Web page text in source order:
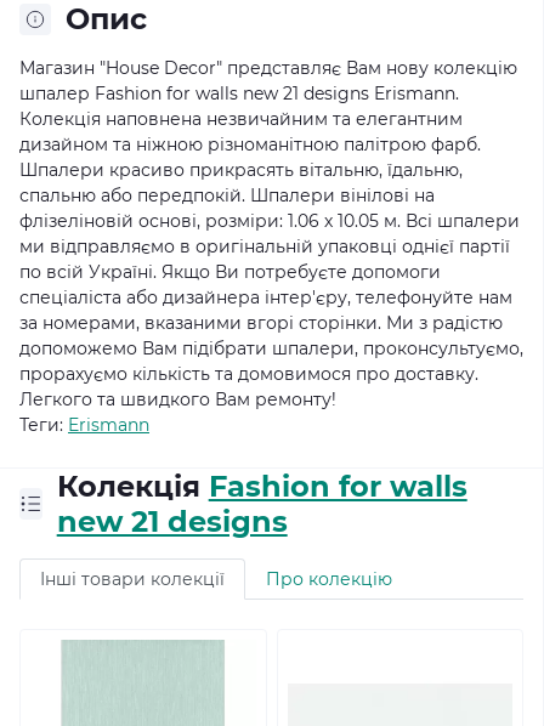
Опис
Магазин "House Decor" представляє Вам нову колекцію
шпалер Fashion for walls new 21 designs Erismann.
Колекція наповнена незвичайним та елегантним
дизайном та ніжною різноманітною палітрою фарб.
Шпалери красиво прикрасять вітальню, їдальню,
спальню або передпокій. Шпалери вінілові на
флізеліновій основі, розміри: 1.06 х 10.05 м. Всі шпалери
ми відправляємо в оригінальній упаковці однієї партії
по всій Україні. Якщо Ви потребуєте допомоги
спеціаліста або дизайнера інтер'єру, телефонуйте нам
за номерами, вказаними вгорі сторінки. Ми з радістю
допоможемо Вам підібрати шпалери, проконсультуємо,
прорахуємо кількість та домовимося про доставку.
Легкого та швидкого Вам ремонту!
Теги: Erismann
Колекція Fashion for walls
new 21 designs
Інші товари колекції Про колекцію